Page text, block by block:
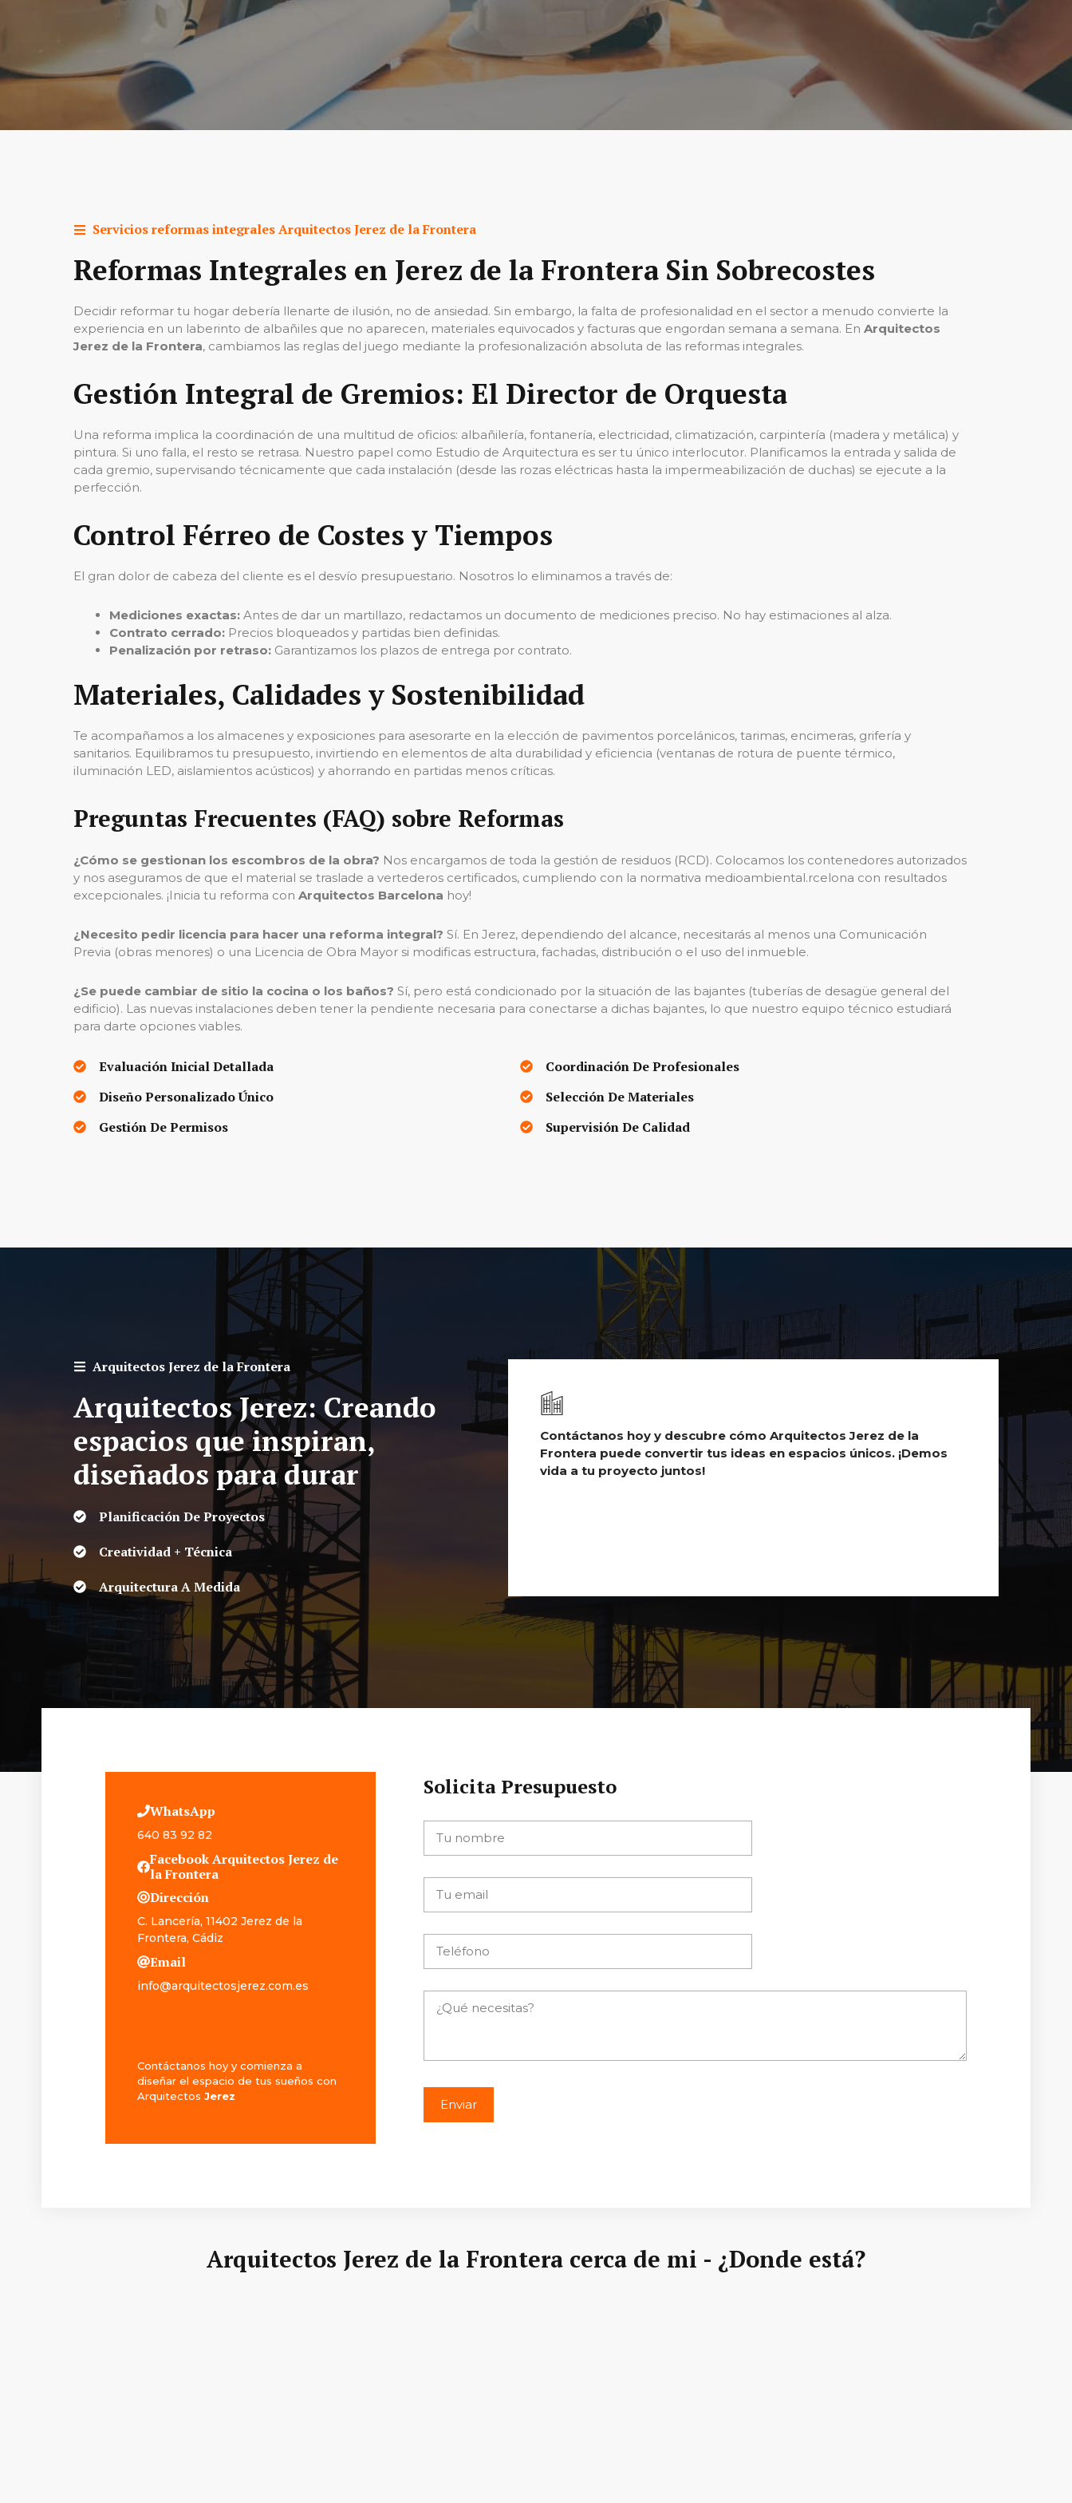
Servicios reformas integralesArquitectosJerez de la Frontera
Reformas Integrales en Jerez de la Frontera Sin Sobrecostes
Decidir reformar tu hogar debería llenarte de ilusión, no de ansiedad. Sin embargo, la falta de profesionalidad en el sector a menudo convierte la
experiencia en un laberinto de albañiles que no aparecen, materiales equivocados y facturas que engordan semana a semana. En Arquitectos
Jerez de la Frontera, cambiamos las reglas del juego mediante la profesionalización absoluta de las reformas integrales.
Gestión Integral de Gremios: El Director de Orquesta
Una reforma implica la coordinación de una multitud de oficios: albañilería, fontanería, electricidad, climatización, carpintería (madera y metálica) y
pintura. Si uno falla, el resto se retrasa. Nuestro papel como Estudio de Arquitectura es ser tu único interlocutor. Planificamos la entrada y salida de
cada gremio, supervisando técnicamente que cada instalación (desde las rozas eléctricas hasta la impermeabilización de duchas) se ejecute a la
perfección.
Control Férreo de Costes y Tiempos
El gran dolor de cabeza del cliente es el desvío presupuestario. Nosotros lo eliminamos a través de:
Mediciones exactas: Antes de dar un martillazo, redactamos un documento de mediciones preciso. No hay estimaciones al alza.
Contrato cerrado: Precios bloqueados y partidas bien definidas.
Penalización por retraso: Garantizamos los plazos de entrega por contrato.
Materiales, Calidades y Sostenibilidad
Te acompañamos a los almacenes y exposiciones para asesorarte en la elección de pavimentos porcelánicos, tarimas, encimeras, grifería y
sanitarios. Equilibramos tu presupuesto, invirtiendo en elementos de alta durabilidad y eficiencia (ventanas de rotura de puente térmico,
iluminación LED, aislamientos acústicos) y ahorrando en partidas menos críticas.
Preguntas Frecuentes (FAQ) sobre Reformas
¿Cómo se gestionan los escombros de la obra? Nos encargamos de toda la gestión de residuos (RCD). Colocamos los contenedores autorizados
y nos aseguramos de que el material se traslade a vertederos certificados, cumpliendo con la normativa medioambiental.rcelona con resultados
excepcionales. ¡Inicia tu reforma con Arquitectos Barcelona hoy!
¿Necesito pedir licencia para hacer una reforma integral? Sí. En Jerez, dependiendo del alcance, necesitarás al menos una Comunicación
Previa (obras menores) o una Licencia de Obra Mayor si modificas estructura, fachadas, distribución o el uso del inmueble.
¿Se puede cambiar de sitio la cocina o los baños? Sí, pero está condicionado por la situación de las bajantes (tuberías de desagüe general del
edificio). Las nuevas instalaciones deben tener la pendiente necesaria para conectarse a dichas bajantes, lo que nuestro equipo técnico estudiará
para darte opciones viables.
Evaluación Inicial Detallada
Diseño Personalizado Único
Gestión De Permisos
Coordinación De Profesionales
Selección De Materiales
Supervisión De Calidad
ArquitectosJerez de la Frontera
ArquitectosJerez: Creando
espacios que inspiran,
diseñados para durar
Planificación De Proyectos
Creatividad + Técnica
Arquitectura A Medida
Contáctanos hoy y descubre cómo ArquitectosJerez de la
Frontera puede convertir tus ideas en espacios únicos. ¡Demos
vida a tu proyecto juntos!
WhatsApp
640 83 92 82
Facebook ArquitectosJerez de
la Frontera
Dirección
C. Lancería, 11402 Jerez de la
Frontera, Cádiz
Email
info@arquitectosjerez.com.es
Contáctanos hoy y comienza a
diseñar el espacio de tus sueños con
Arquitectos Jerez
Solicita Presupuesto
Arquitectos Jerez de la Frontera cerca de mi - ¿Donde está?